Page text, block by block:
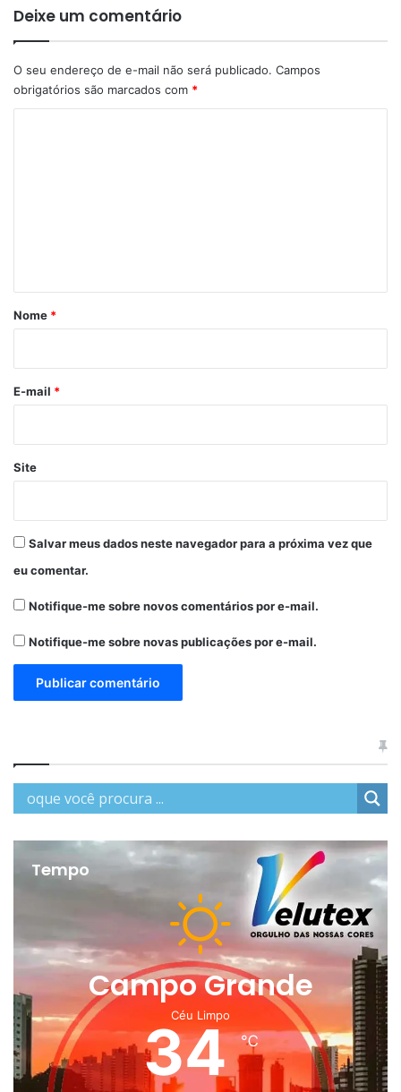
Deixe um comentário
O seu endereço de e-mail não será publicado. Campos
obrigatórios são marcados com *
r
*
Nome *
E-mail *
Site
Salvar meus dados neste navegador para a próxima vez que
eu comentar.
Notifique-me sobre novos comentários por e-mail.
Notifique-me sobre novas publicações por e-mail.
Tempo
Campo Grande
Céu Limpo
34℃